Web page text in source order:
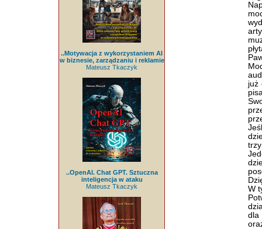
..Motywacja z wykorzystaniem AI
w biznesie, zarządzaniu i reklamie
Mateusz Tkaczyk
..OpenAI. Chat GPT. Sztuczna
inteligencja w ataku
Mateusz Tkaczyk
już
W
dla